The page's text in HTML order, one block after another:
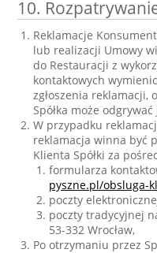
10.
Reklamacje
lub realizacji Umowy
do Restauracji z
kontaktowych
zgłoszenia
Spółka może
W przypadku
reklamacja winna być
Klienta Spółki za
formularza
pyszne.pl/obsluga-
poczty
poczty tradycyjnej
53-332 Wrocław,
Po otrzymaniu przez